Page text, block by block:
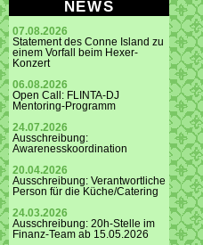
NEWS
07.08.2026
Statement des Conne Island zu
einem Vorfall beim Hexer-
Konzert
06.08.2026
Open Call: FLINTA-DJ
Mentoring-Programm
24.07.2026
Ausschreibung:
Awarenesskoordination
20.04.2026
Ausschreibung: Verantwortliche
Person für die Küche/Catering
24.03.2026
Ausschreibung: 20h-Stelle im
Finanz-Team ab 15.05.2026